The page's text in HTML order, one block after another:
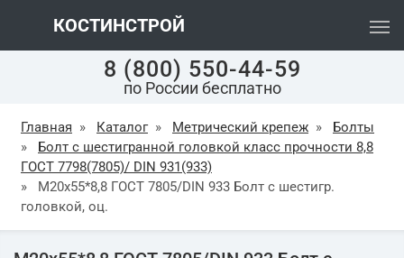
КОСТИНСТРОЙ
8 (800) 550-44-59
по России бесплатно
Главная » Каталог » Метрический крепеж »
Болты
»
Болт с шестигранной головкой класс прочности 8,8
ГОСТ 7798(7805)/ DIN 931(933)
»
М20х55*8,8 ГОСТ 7805/DIN 933 Болт с шестигр.
головкой, оц.